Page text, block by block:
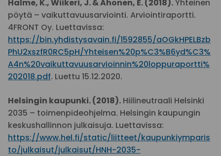
Halme, K., Wiikeri, J. & Ahonen, E. (2018).Yhteinen
pöytä – vaikuttavuusarviointi. Arviointiraportti.
4FRONT Oy. Luettavissa:
https://bin.yhdistysavain.fi/1592855/aOGkHPELBzb
PhU2xszfR0RC5pH/Yhteisen%20p%C3%B6yd%C3%
A4n%20vaikuttavuusarvioinnin%20loppuraportti%
202018.pdf. Luettu 15.12.2020.
Helsingin kaupunki. (2018). Hiilineutraali Helsinki
2035 – toimenpideohjelma. Helsingin kaupungin
keskushallinnon julkaisuja. Luettavissa:
https://www.hel.fi/static/liitteet/kaupunkiymparis
to/julkaisut/julkaisut/HNH-2035-